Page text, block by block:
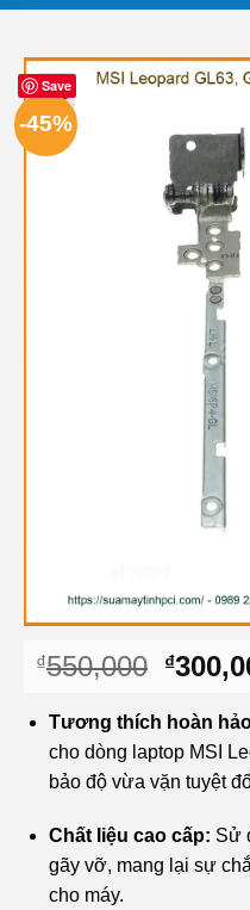
Save
-45%
₫550,000 Giá
là:
₫
Tương thích hoàn
cho dòng laptop MSI
bảo độ vừa vặn tuyệt
Chất liệu cao cấp: Sử
gãy vỡ, mang lại sự
cho máy.